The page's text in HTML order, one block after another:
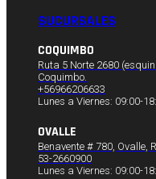
SUCURSALES
COQUIMBO
Ruta 5 Norte 2680
Coquimbo.
+56966206633
Lunes a Viernes: 09:00-
OVALLE
Benavente # 780, Ovalle,
53-2660900
Lunes a Viernes: 09:00-